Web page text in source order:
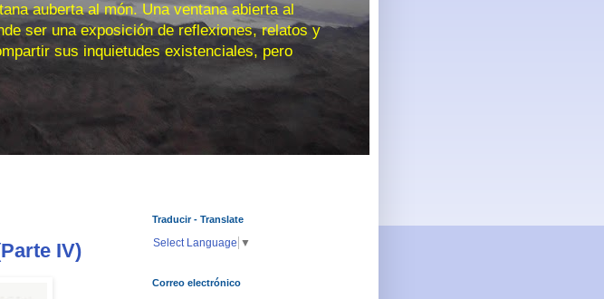
auberta al món. Una ventana abierta al
ser una exposición de reflexiones, relatos y
sus inquietudes existenciales, pero
IV)
Traducir - Translate
Select Language ▼
Correo electrónico